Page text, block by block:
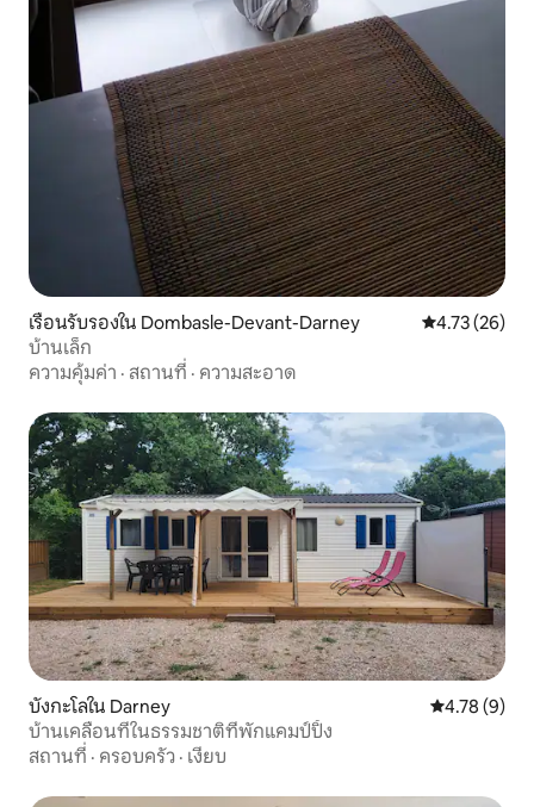
เรือนรับรองใน Dombasle-Devant-Darney คะแนนเฉลี่ย
4.73 (26)
บ้านเล็ก
ความคุ้มค่า · สถานที่ · ความสะอาด
บังกะโลใน Darney คะแนนเฉลี่ย
4.78 (9)
บ้านเคลื่อนที่ในธรรมชาติที่พักแคมป์ปิ้ง
สถานที่ · ครอบครัว · เงียบ